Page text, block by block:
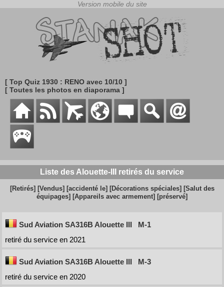
[ Top Quiz 1930 : RENO avec 10/10 ]
[ Toutes les photos en diaporama ]
Liste des Alouette-III retirés du service
[Retirés] [Vendus] [accidenté le] [Décorations spéciales] [Salut des
équipages] [Appareils avec armement] [préservé]
Sud Aviation SA316B Alouette III
M-1
retiré du service en 2021
Sud Aviation SA316B Alouette III
M-3
retiré du service en 2020